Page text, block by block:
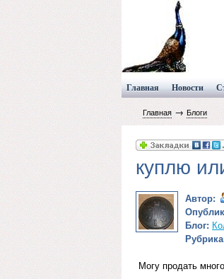
Главная Новости
Главная→ Блоги
куплю
Автор:
Блог:
Могу продать